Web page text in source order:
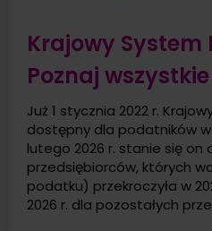
Krajowy System
Poznaj
Już 1 stycznia 2022 r.
dostępny dla podatników
lutego 2026 r. stanie się on
przedsiębiorców, których
podatku) przekroczyła w
2026 r. dla pozostałych